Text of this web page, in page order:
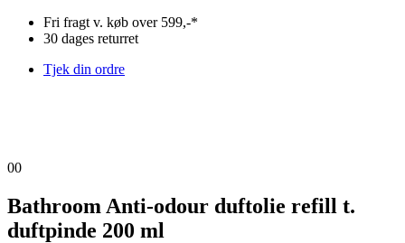
Fri fragt v. køb over 599,-*
30 dages returret
Tjek din ordre
00
Bathroom Anti-odour duftolie refill t.
duftpinde 200 ml